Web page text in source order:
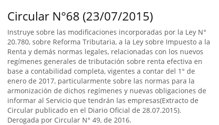
Circular N°68 (23/07/2015)
Instruye sobre las modificaciones incorporadas por la Ley N°
20.780, sobre Reforma Tributaria, a la Ley sobre Impuesto a la
Renta y demás normas legales, relacionadas con los nuevos
regímenes generales de tributación sobre renta efectiva en
base a contabilidad completa, vigentes a contar del 1° de
enero de 2017, particularmente sobre las normas para la
armonización de dichos regímenes y nuevas obligaciones de
informar al Servicio que tendrán las empresas(Extracto de
Circular publicado en el Diario Oficial de 28.07.2015).
Derogada por Circular N° 49, de 2016.